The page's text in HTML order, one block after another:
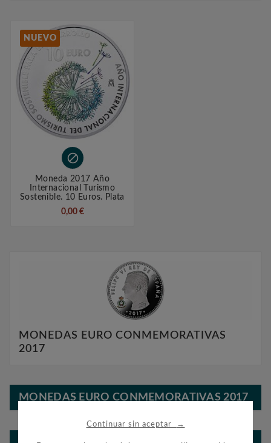
Continuar sin aceptar →
NUEVO

Moneda 2017 Año
Internacional Turismo
Sostenible. 10 Euros. Plata
0,00 €
MONEDAS EURO CONMEMORATIVAS
2017
MONEDAS EURO CONMEMORATIVAS 2017